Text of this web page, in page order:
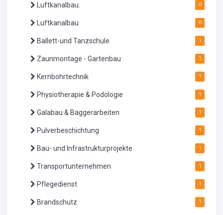
Luftkanalbau. 0
Luftkanalbau 0
Ballett-und Tanzschule 1
Zaunmontage - Gartenbau 1
Kernbohrtechnik 1
Physiotherapie & Podologie 1
Galabau & Baggerarbeiten 1
Pulverbeschichtung 1
Bau- und Infrastrukturprojekte 1
Transportunternehmen 1
Pflegedienst 1
Brandschutz 1